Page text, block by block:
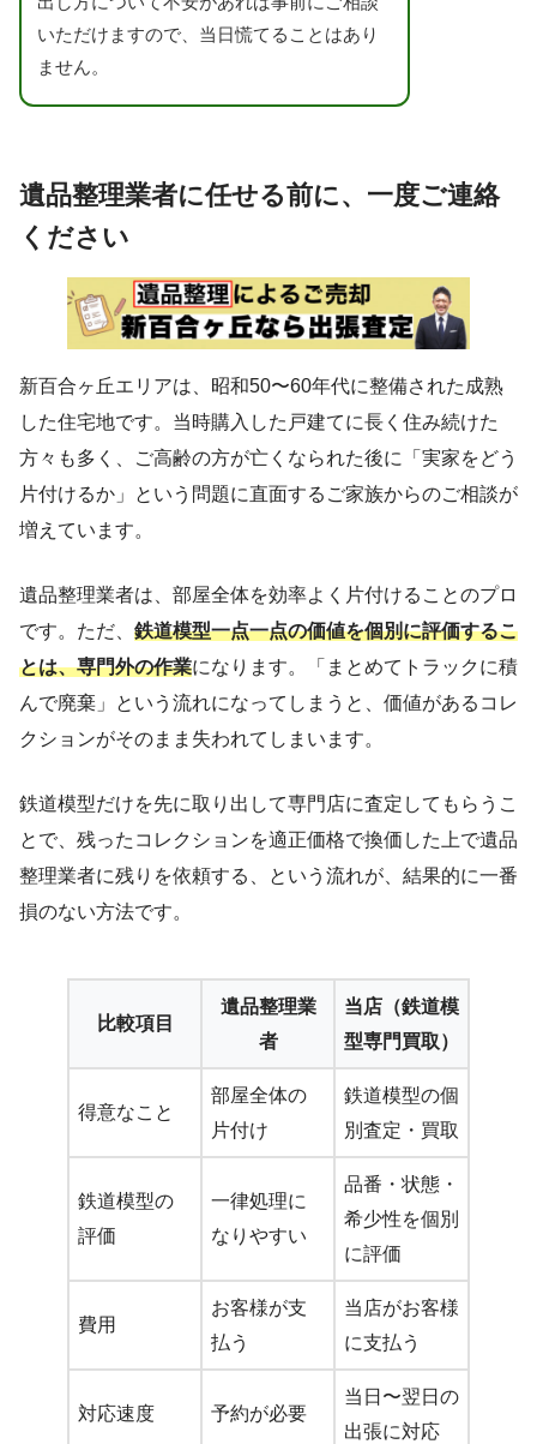
いただけますので、当日慌てることはあり
ません。
遺品整理業者に任せる前に、一度ご連絡
ください
新百合ヶ丘エリアは、昭和50〜60年代に整備された成熟
した住宅地です。当時購入した戸建てに長く住み続けた
方々も多く、ご高齢の方が亡くなられた後に「実家をどう
片付けるか」という問題に直面するご家族からのご相談が
増えています。
遺品整理業者は、部屋全体を効率よく片付けることのプロ
です。ただ、 鉄道模型一点一点の価値を個別に評価するこ
とは、専門外の作業になります。「まとめてトラックに積
んで廃棄」という流れになってしまうと、価値があるコレ
クションがそのまま失われてしまいます。
鉄道模型だけを先に取り出して専門店に査定してもらうこ
とで、残ったコレクションを適正価格で換価した上で遺品
整理業者に残りを依頼する、という流れが、結果的に一番
損のない方法です。
比較項目
遺品整理業
者
当店（鉄道模
型専門買取）
得意なこと
部屋全体の
片付け
鉄道模型の個
別査定・買取
鉄道模型の
評価
一律処理に
なりやすい
品番・状態・
希少性を個別
に評価
費用
お客様が支
払う
当店がお客様
に支払う
対応速度 予約が必要
当日〜翌日の
出張に対応